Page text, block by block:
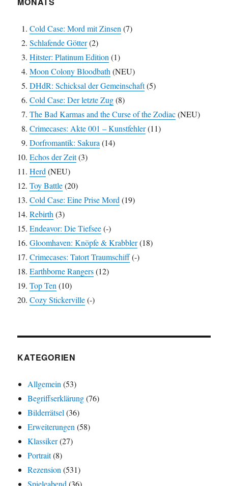
Cold Case: Mord mit Zinsen (7)
Schlafende Götter(2)
Hitster: Platinum Edition (1)
Moon Colony Bloodbath (NEU)
DHdR: Schicksal der Gemeinschaft(5)
Cold Case: Der letzte Zug(8)
The Bad Karmas and the Curse of the Zodiac(NEU)
Crimecases: Akte 001 – Kunstfehler(11)
Dorfromantik: Sakura (14)
Echos der Zeit(3)
Herd (NEU)
Toy Battle(20)
Cold Case: Eine Prise Mord (19)
Rebirth (3)
Endeavor: Die Tiefsee(-)
Gloomhaven: Knöpfe & Krabbler(18)
Crimecases: Tatort Traumschiff(-)
Earthborne Rangers(12)
Top Ten (10)
Cozy Stickerville(-)
KATEGORIEN
Allgemein (53)
Begriffserklärung(76)
Bilderrätsel (36)
Erweiterungen (58)
Klassiker(27)
Portrait(8)
Rezension (531)
Spieleabend (36)